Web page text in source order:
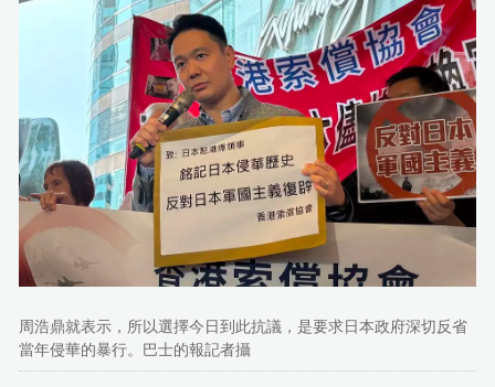
周浩鼎就表示，所以選擇今日到此抗議，是要求日本政府深切反省
當年侵華的暴行。巴士的報記者攝